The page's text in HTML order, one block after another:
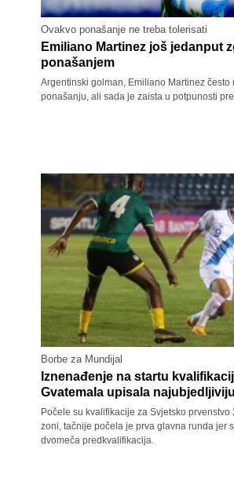
Ovakvo ponašanje ne treba tolerisati
Emiliano Martinez još jedanput
ponašanjem
Argentinski golman, Emiliano Martinez često
ponašanju, ali sada je zaista u potpunosti
Borbe za Mundijal
Iznenađenje na startu
Gvatemala upisala
Počele su kvalifikacije za Svjetsko
zoni, tačnije počela je prva glavna runda jer
dvomeča predkvalifikacija.